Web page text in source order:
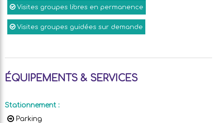
Visites groupes libres en permanence
Visites groupes guidées sur demande
ÉQUIPEMENTS & SERVICES
Stationnement :
Parking